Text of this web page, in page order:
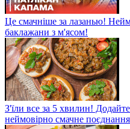
Це смачніше за лазанью!
баклажани з м'ясом!
З'їли все за 5 хвилин!
неймовірно смачне